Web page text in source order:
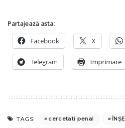
Partajează asta:
Facebook X
Telegram Imprimare
TAGS: cercetati penal